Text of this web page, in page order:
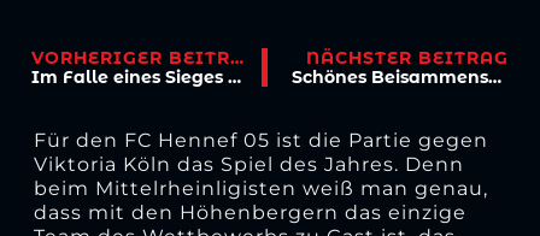
VORHERIGER BEITRAG
Im Falle eines Sieges geht es nach Altenberg
NÄCHSTER BEITRAG
Schönes Beisammensein des Viktoria-Netzwerks
Für den FC Hennef 05 ist die Partie gegen
Viktoria Köln das Spiel des Jahres. Denn
beim Mittelrheinligisten weiß man genau,
dass mit den Höhenbergern das einzige